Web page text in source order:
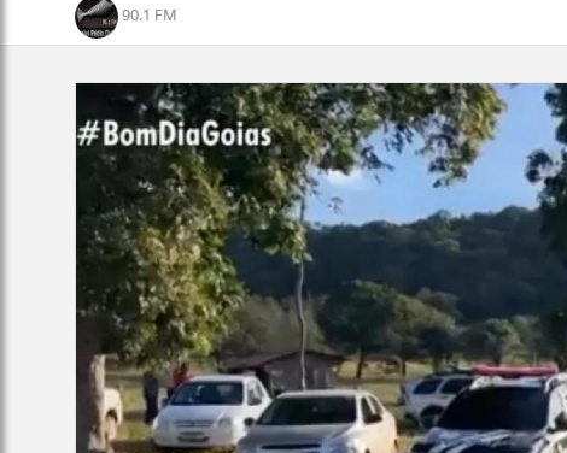
90.1 FM